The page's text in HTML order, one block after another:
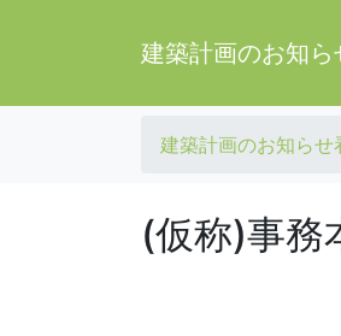
建築計画のお知
建築計画のお知らせ
(仮称)事務